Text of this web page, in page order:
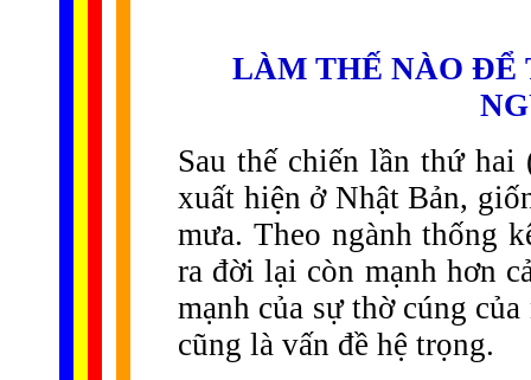
LÀM THẾ NÀO ĐỂ
Sau thế chiến lần thứ
xuất hiện ở Nhật Bản,
mưa. Theo ngành thống
ra đời lại còn mạnh hơn
mạnh của sự thờ cúng
cũng là vấn đề hệ trọng.